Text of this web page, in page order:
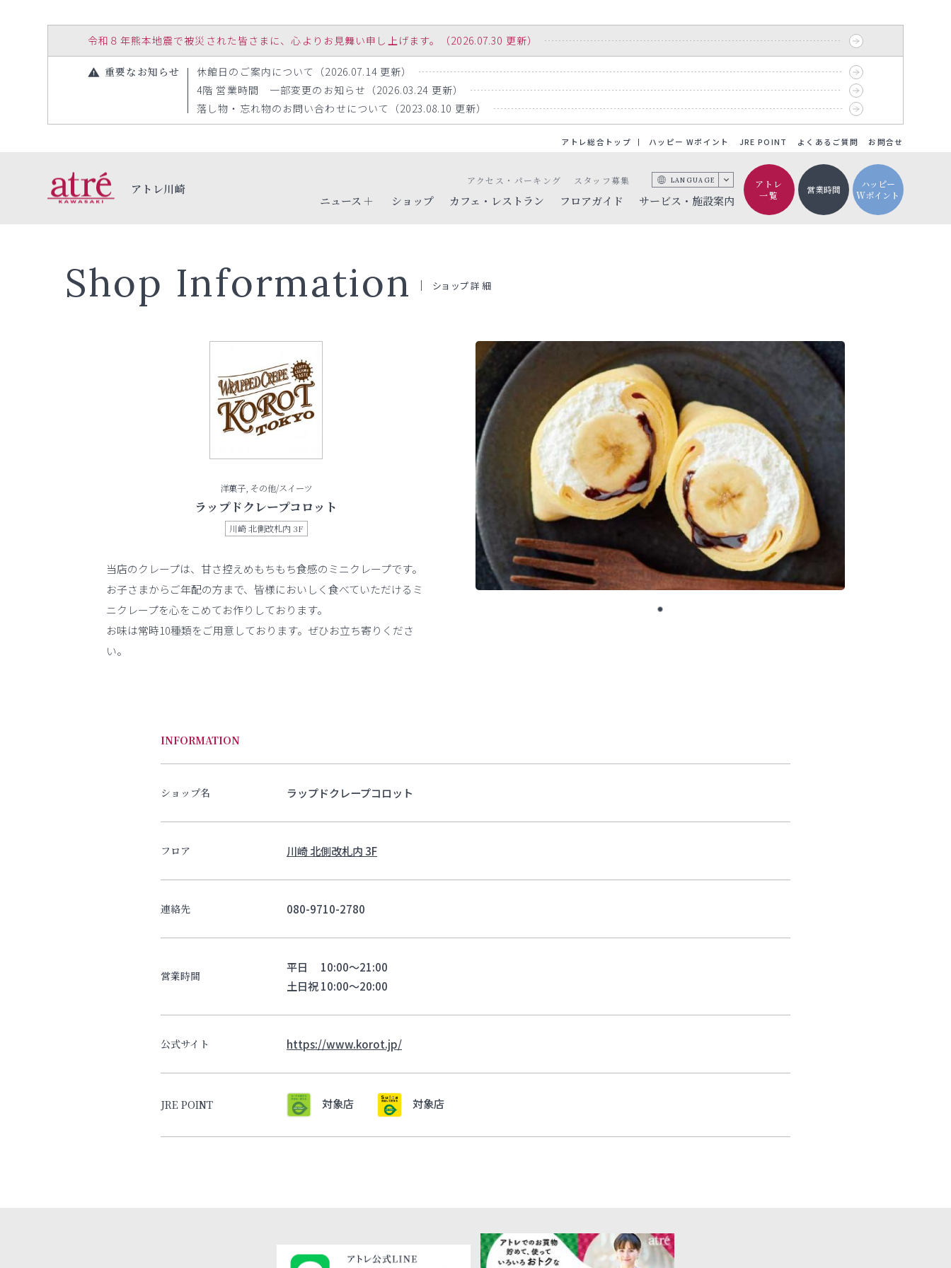
令和８年熊本地震で被災された皆さまに、心よりお見舞い申し上げます。（2026.07.30 更新）
重要なお知らせ
休館日のご案内について（2026.07.14 更新）
4階 営業時間 一部変更のお知らせ（2026.03.24 更新）
落し物・忘れ物のお問い合わせについて（2023.08.10 更新）
アトレ総合トップ ハッピー Wポイント JRE POINT よくあるご質問 お問合せ
アトレ川崎
ニュース
ショップ カフェ・レストラン フロアガイド サービス・施設案内
アクセス・パーキング スタッフ募集 LANGUAGE
アトレ
一覧
営業時間
ハッピー
Wポイント
Shop Information ショップ詳細
洋菓子, その他/スイーツ
ラップドクレープコロット
川崎 北側改札内 3F
当店のクレープは、甘さ控えめもちもち食感のミニクレープです。
お子さまからご年配の方まで、皆様においしく食べていただけるミ
ニクレープを心をこめてお作りしております。
お味は常時10種類をご用意しております。ぜひお立ち寄りくださ
い。
INFORMATION
ショップ名 ラップドクレープコロット
フロア 川崎 北側改札内 3F
連絡先 080-9710-2780
営業時間
平日 10:00～21:00
土日祝 10:00～20:00
公式サイト https://www.korot.jp/
JRE POINT 対象店 対象店